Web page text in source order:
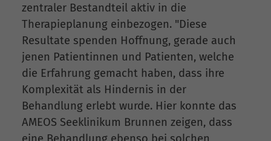
zentraler Bestandteil aktiv in die
Therapieplanung einbezogen. "Diese
Resultate spenden Hoffnung, gerade auch
jenen Patientinnen und Patienten, welche
die Erfahrung gemacht haben, dass ihre
Komplexität als Hindernis in der
Behandlung erlebt wurde. Hier konnte das
AMEOS Seeklinikum Brunnen zeigen, dass
eine Behandlung ebenso bei solchen